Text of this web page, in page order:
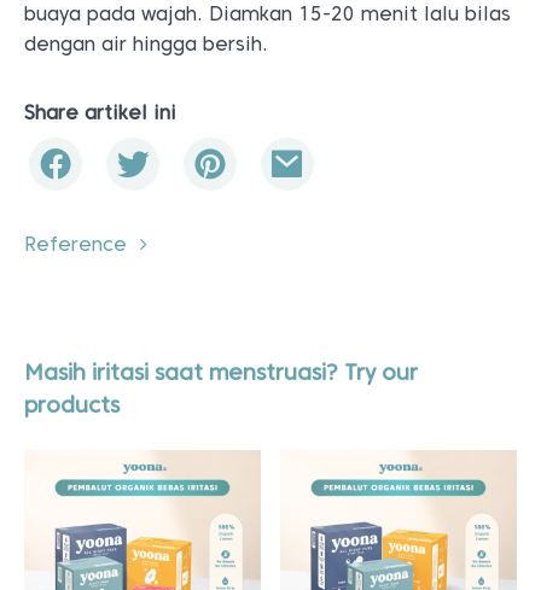
buaya pada wajah. Diamkan 15-20 menit lalu bilas
dengan air hingga bersih.
Share artikel ini
Reference
Masih iritasi saat menstruasi? Try our
products